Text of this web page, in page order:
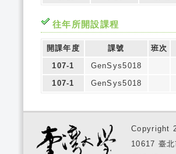
往年所開設課程
開課年度 課號
班次
107-1
GenSys5018
107-1
GenSys5018
Copyright
10617 臺